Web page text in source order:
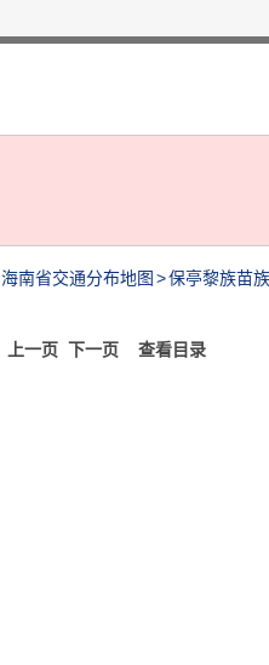
海南省交通分布地图 >保亭黎族苗
上一页 下一页 查看目录